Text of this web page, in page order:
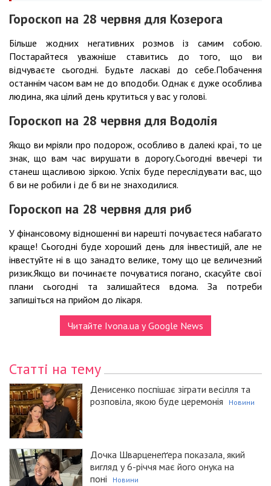
Гороскоп на 28 червня для Козерога
Більше жодних негативних розмов із самим собою.
Постарайтеся уважніше ставитись до того, що ви
відчуваєте сьогодні. Будьте ласкаві до себе.Побачення
останнім часом вам не до вподоби. Однак є дуже особлива
людина, яка цілий день крутиться у вас у голові.
Гороскоп на 28 червня для Водолія
Якщо ви мріяли про подорож, особливо в далекі краї, то це
знак, що вам час вирушати в дорогу.Сьогодні ввечері ти
станеш щасливою зіркою. Успіх буде переслідувати вас, що
б ви не робили і де б ви не знаходилися.
Гороскоп на 28 червня для риб
У фінансовому відношенні ви нарешті почуваєтеся набагато
краще! Сьогодні буде хороший день для інвестицій, але не
інвестуйте ні в що занадто велике, тому що це величезний
ризик.Якщо ви починаєте почуватися погано, скасуйте свої
плани сьогодні та залишайтеся вдома. За потреби
запишіться на прийом до лікаря.
Читайте Ivona.ua у Google News
Статті на тему
Денисенко поспішає зіграти весілля та
розповіла, якою буде церемонія
Новини
Дочка Шварценеґґера показала, який
вигляд у 6-річчя має його онука на
поні
Новини